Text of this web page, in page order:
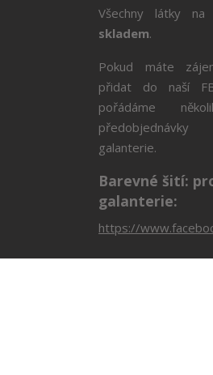
Všechny látky na
skladem.
Pokud máte
přidat do naší
pořádáme
galanterie.
Barevné šití:
galanterie:
https://